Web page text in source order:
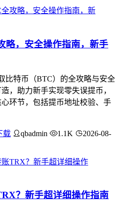
略，安全操作指南，新手
比特币（BTC）的全攻略与安全
，助力新手实现零失误提币，
环节，包括提币地址校验、手
载 qbadmin 1.1K
2026-08-
？新手超详细操作指南